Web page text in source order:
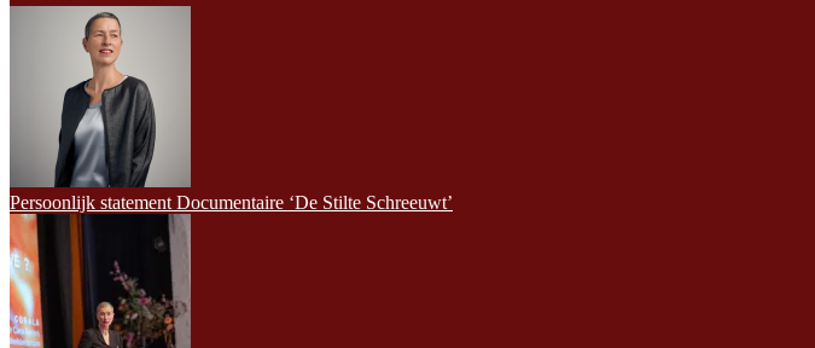
Persoonlijk statement Documentaire ‘De Stilte Schreeuwt’